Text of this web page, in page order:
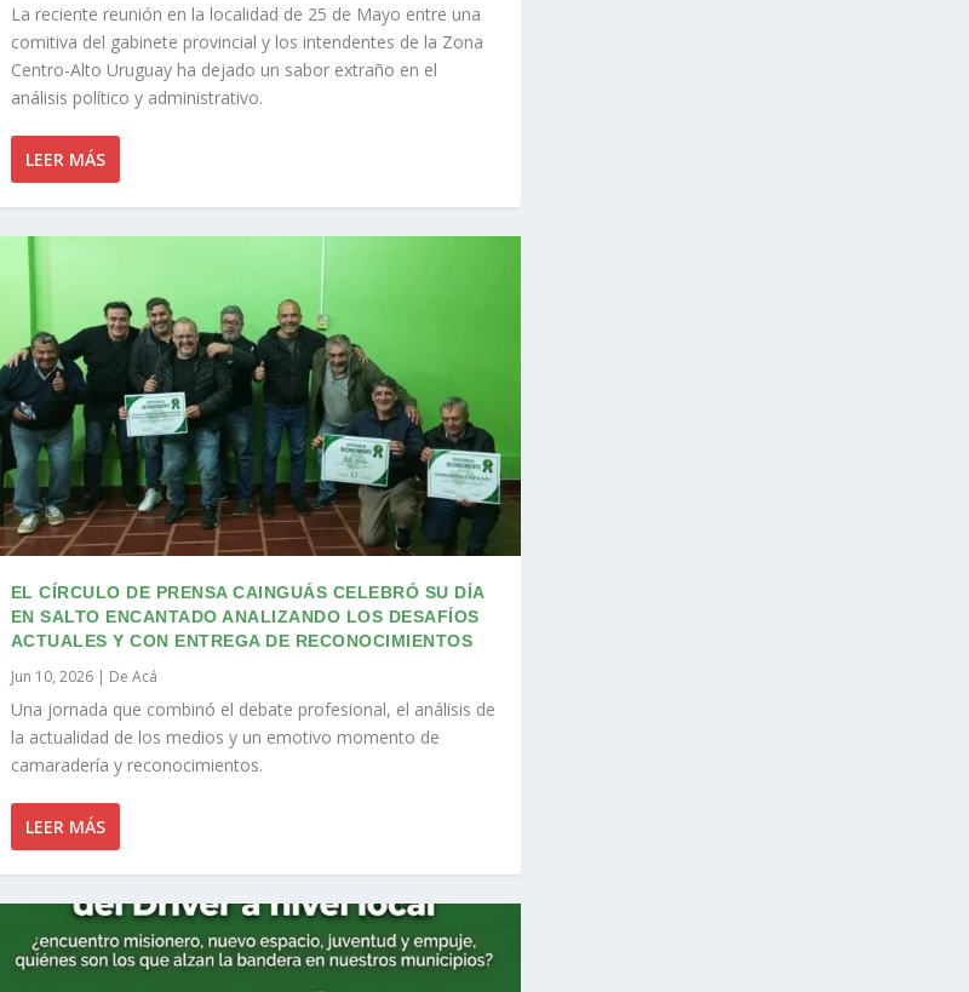
La reciente reunión en la localidad de 25 de Mayo entre una
comitiva del gabinete provincial y los intendentes de la Zona
Centro-Alto Uruguay ha dejado un sabor extraño en el
análisis político y administrativo.
LEER MÁS
EL CÍRCULO DE PRENSA CAINGUÁS CELEBRÓ SU DÍA
EN SALTO ENCANTADO ANALIZANDO LOS DESAFÍOS
ACTUALES Y CON ENTREGA DE RECONOCIMIENTOS
Jun 10, 2026| De Acá
Una jornada que combinó el debate profesional, el análisis de
la actualidad de los medios y un emotivo momento de
camaradería y reconocimientos.
LEER MÁS